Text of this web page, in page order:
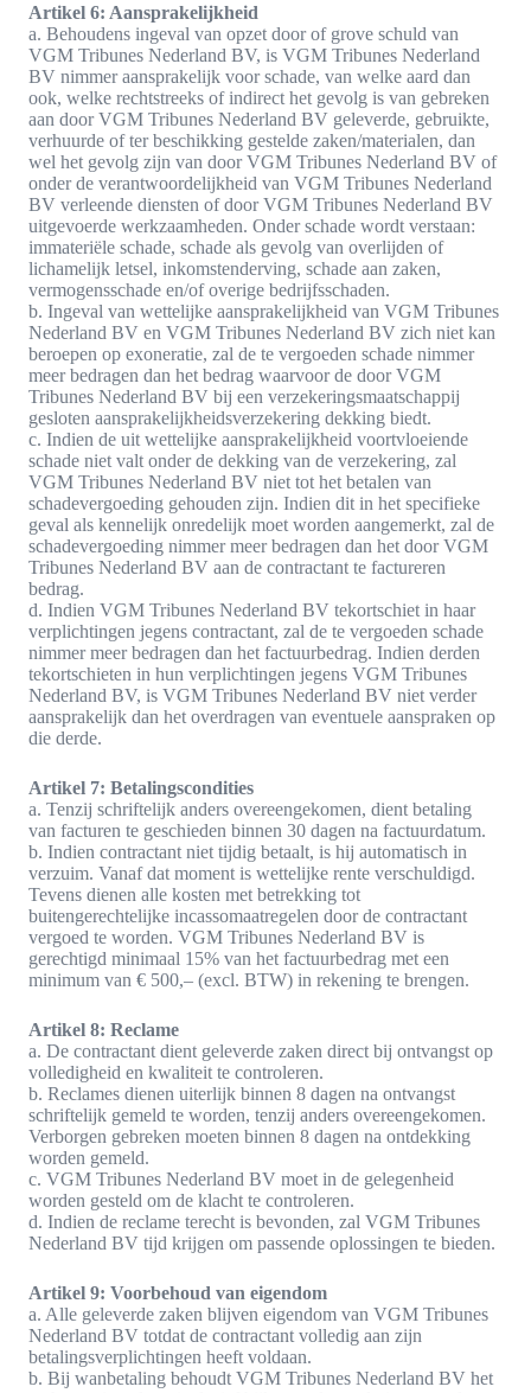
Artikel 6: Aansprakelijkheid
a. Behoudens ingeval van opzet door of grove schuld van
VGM Tribunes Nederland BV, is VGM Tribunes Nederland
BV nimmer aansprakelijk voor schade, van welke aard dan
ook, welke rechtstreeks of indirect het gevolg is van gebreken
aan door VGM Tribunes Nederland BV geleverde, gebruikte,
verhuurde of ter beschikking gestelde zaken/materialen, dan
wel het gevolg zijn van door VGM Tribunes Nederland BV of
onder de verantwoordelijkheid van VGM Tribunes Nederland
BV verleende diensten of door VGM Tribunes Nederland BV
uitgevoerde werkzaamheden. Onder schade wordt verstaan:
immateriële schade, schade als gevolg van overlijden of
lichamelijk letsel, inkomstenderving, schade aan zaken,
vermogensschade en/of overige bedrijfsschaden.
b. Ingeval van wettelijke aansprakelijkheid van VGM Tribunes
Nederland BV en VGM Tribunes Nederland BV zich niet kan
beroepen op exoneratie, zal de te vergoeden schade nimmer
meer bedragen dan het bedrag waarvoor de door VGM
Tribunes Nederland BV bij een verzekeringsmaatschappij
gesloten aansprakelijkheidsverzekering dekking biedt.
c. Indien de uit wettelijke aansprakelijkheid voortvloeiende
schade niet valt onder de dekking van de verzekering, zal
VGM Tribunes Nederland BV niet tot het betalen van
schadevergoeding gehouden zijn. Indien dit in het specifieke
geval als kennelijk onredelijk moet worden aangemerkt, zal de
schadevergoeding nimmer meer bedragen dan het door VGM
Tribunes Nederland BV aan de contractant te factureren
bedrag.
d. Indien VGM Tribunes Nederland BV tekortschiet in haar
verplichtingen jegens contractant, zal de te vergoeden schade
nimmer meer bedragen dan het factuurbedrag. Indien derden
tekortschieten in hun verplichtingen jegens VGM Tribunes
Nederland BV, is VGM Tribunes Nederland BV niet verder
aansprakelijk dan het overdragen van eventuele aanspraken op
die derde.
Artikel 7: Betalingscondities
a. Tenzij schriftelijk anders overeengekomen, dient betaling
van facturen te geschieden binnen 30 dagen na factuurdatum.
b. Indien contractant niet tijdig betaalt, is hij automatisch in
verzuim. Vanaf dat moment is wettelijke rente verschuldigd.
Tevens dienen alle kosten met betrekking tot
buitengerechtelijke incassomaatregelen door de contractant
vergoed te worden. VGM Tribunes Nederland BV is
gerechtigd minimaal 15% van het factuurbedrag met een
minimum van € 500,– (excl. BTW) in rekening te brengen.
Artikel 8: Reclame
a. De contractant dient geleverde zaken direct bij ontvangst op
volledigheid en kwaliteit te controleren.
b. Reclames dienen uiterlijk binnen 8 dagen na ontvangst
schriftelijk gemeld te worden, tenzij anders overeengekomen.
Verborgen gebreken moeten binnen 8 dagen na ontdekking
worden gemeld.
c. VGM Tribunes Nederland BV moet in de gelegenheid
worden gesteld om de klacht te controleren.
d. Indien de reclame terecht is bevonden, zal VGM Tribunes
Nederland BV tijd krijgen om passende oplossingen te bieden.
Artikel 9: Voorbehoud van eigendom
a. Alle geleverde zaken blijven eigendom van VGM Tribunes
Nederland BV totdat de contractant volledig aan zijn
betalingsverplichtingen heeft voldaan.
b. Bij wanbetaling behoudt VGM Tribunes Nederland BV het